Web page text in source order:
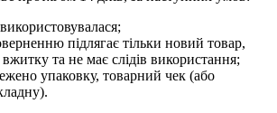
підлягає тільки новий товар,
та не має слідів використання;
упаковку, товарний чек (або